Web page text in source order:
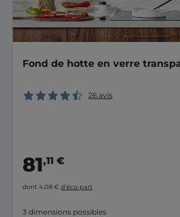
Fond de hotte en verre
26 avis
81,11 €
dont 4,08 € d’éco-part
3 dimensions possibles